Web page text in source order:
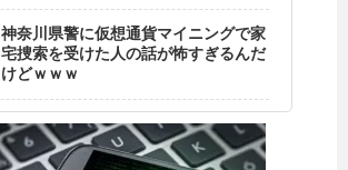
神奈川県警に仮想通貨マイニングで家
宅捜索を受けた人の話が怖すぎるんだ
けどｗｗｗ